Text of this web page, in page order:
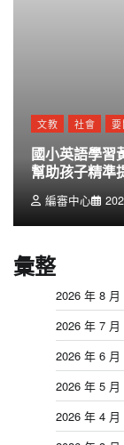
文教 社會 要
國小英語學習
幫助孩子精準
編審中心
彙整
2026 年 8 月
2026 年 7 月
2026 年 6 月
2026 年 5 月
2026 年 4 月